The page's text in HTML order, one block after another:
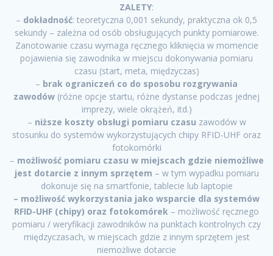
ZALETY:
– dokładność: teoretyczna 0,001 sekundy, praktyczna ok 0,5
sekundy – zależna od osób obsługujących punkty pomiarowe.
Zanotowanie czasu wymaga ręcznego kliknięcia w momencie
pojawienia się zawodnika w miejscu dokonywania pomiaru
czasu (start, meta, międzyczas)
– brak ograniczeń co do sposobu rozgrywania
zawodów (różne opcje startu, różne dystanse podczas jednej
imprezy, wiele okrążeń, itd.)
– niższe koszty obsługi pomiaru czasu zawodów w
stosunku do systemów wykorzystujących chipy RFID-UHF oraz
fotokomórki
– możliwość pomiaru czasu w miejscach gdzie niemożliwe
jest dotarcie z innym sprzętem – w tym wypadku pomiaru
dokonuje się na smartfonie, tablecie lub laptopie
– możliwość wykorzystania jako wsparcie dla systemów
RFID-UHF (chipy) oraz fotokomórek – możliwość ręcznego
pomiaru / weryfikacji zawodników na punktach kontrolnych czy
międzyczasach, w miejscach gdzie z innym sprzętem jest
niemożliwe dotarcie